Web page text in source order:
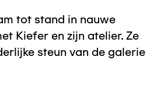
tot stand in nauwe
Kiefer en zijn atelier. Ze
steun van de galerie